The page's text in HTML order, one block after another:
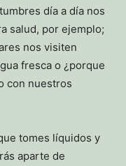
día a día nos
salud, por ejemplo;
nos visiten
fresca o ¿porque
con nuestros
tomes líquidos y
aparte de